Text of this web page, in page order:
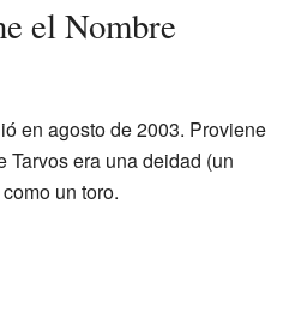
el Nombre
en agosto de 2003. Proviene
era una deidad (un
un toro.